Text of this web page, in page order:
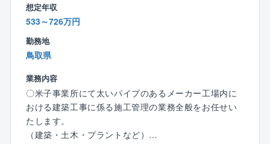
を用いた『トータルエンジニアリング』ができ、お客
様の要望に沿った最良のものを提案できる強みがあり
ます。
検・補修、長寿命化計画、包括管理
・直近の実績：橋梁設計、橋梁点検・補修、長寿命化
計画、能登半島地震災害復旧
■無借金経営、自己資本率75％越えの安定した経営基盤
を誇り、既存事業だけではなく、施設運営等の新規事
業にも積極的に挑戦し、安定と成長投資の両軸の経営
を行っております。
■同社の主要顧客は官公庁（国、地方自治体等）です
想定年収
533～726万円
勤務地
鳥取県
業務内容
〇米子事業所にて太いパイプのあるメーカー工場内に
おける建築工事に係る施工管理の業務全般をお任せい
たします。
（建築・土木・プラントなど）